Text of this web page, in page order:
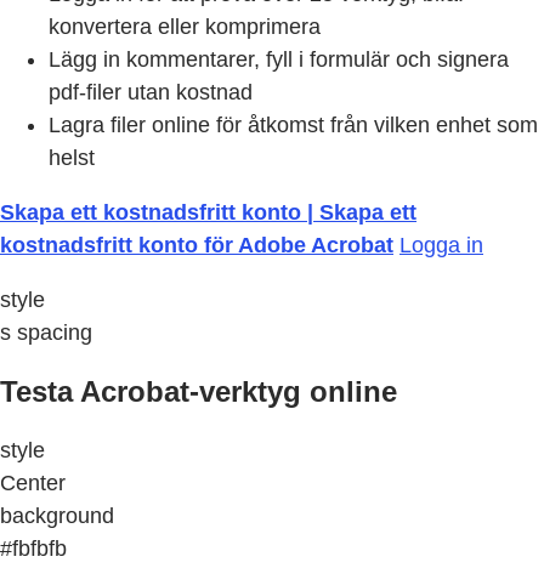
konvertera eller komprimera
Lägg in kommentarer, fyll i formulär och signera
pdf-filer utan kostnad
Lagra filer online för åtkomst från vilken enhet som
helst
Skapa ett kostnadsfritt konto | Skapa ett
kostnadsfritt konto för Adobe Acrobat Logga in
style
s spacing
Testa Acrobat-verktyg online
style
Center
background
#fbfbfb